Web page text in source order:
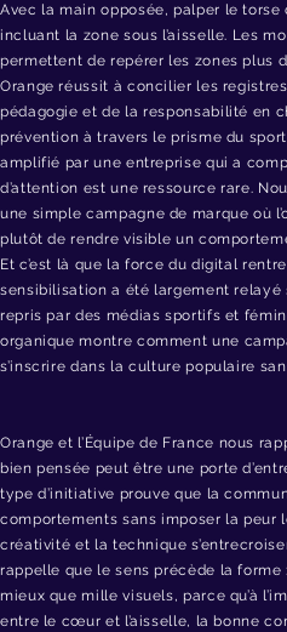
Avec la main opposée, palper le torse
incluant la zone sous l’aisselle. Les
permettent de repérer les zones plus
Orange réussit à concilier les registres
pédagogie et de la responsabilité en
prévention à travers le prisme du
amplifié par une entreprise qui a
d’attention est une ressource rare.
une simple campagne de marque où
plutôt de rendre visible un
Et c’est là que la force du digital
sensibilisation a été largement relayé
repris par des médias sportifs et
organique montre comment une
s’inscrire dans la culture populaire
Orange et l’Équipe de France nous
bien pensée peut être une porte
type d’initiative prouve que la
comportements sans imposer la peur
créativité et la technique
rappelle que le sens précède la forme
mieux que mille visuels, parce qu’à
entre le cœur et l’aisselle, la bonne